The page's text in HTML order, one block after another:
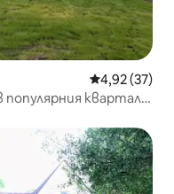
Средна
4,92 (37)
популярния квартал